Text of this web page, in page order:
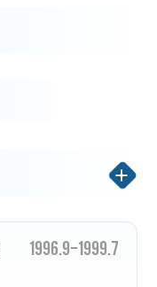
1996.9-1999.7